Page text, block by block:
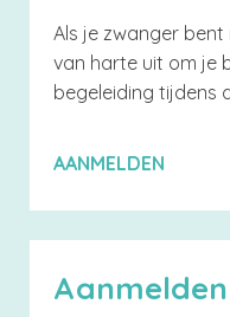
Als je zwanger
van harte uit om je
begeleiding tijdens
AANMELDEN